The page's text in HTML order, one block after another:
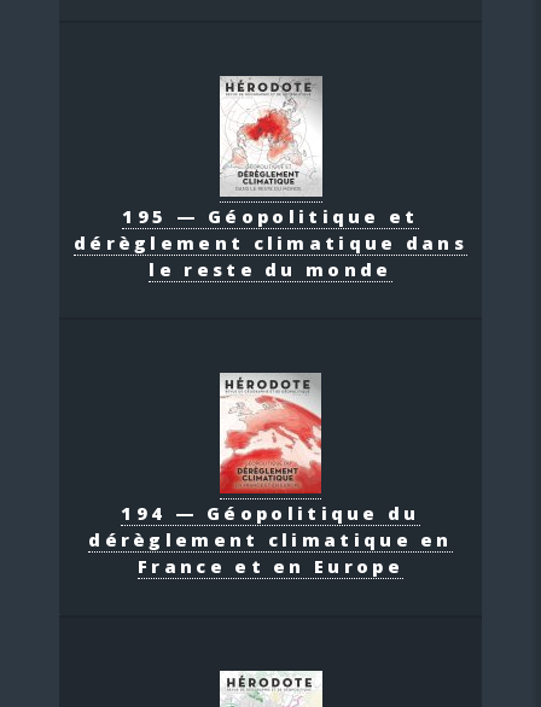
195 — Géopolitique et
dérèglement climatique dans
le reste du monde
194 — Géopolitique du
dérèglement climatique en
France et en Europe